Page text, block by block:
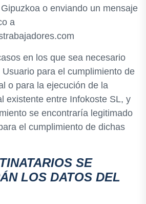
o enviando un mensaje
a
en los que sea necesario
para el cumplimiento de
o para la ejecución de la
existente entre Infokoste SL, y
se encontraría legitimado
el cumplimiento de dichas
SE
LOS DATOS DEL